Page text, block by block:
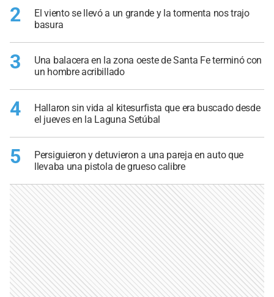
2
El viento se llevó a un grande y la tormenta nos trajo
basura
3
Una balacera en la zona oeste de Santa Fe terminó con
un hombre acribillado
4
Hallaron sin vida al kitesurfista que era buscado desde
el jueves en la Laguna Setúbal
5
Persiguieron y detuvieron a una pareja en auto que
llevaba una pistola de grueso calibre